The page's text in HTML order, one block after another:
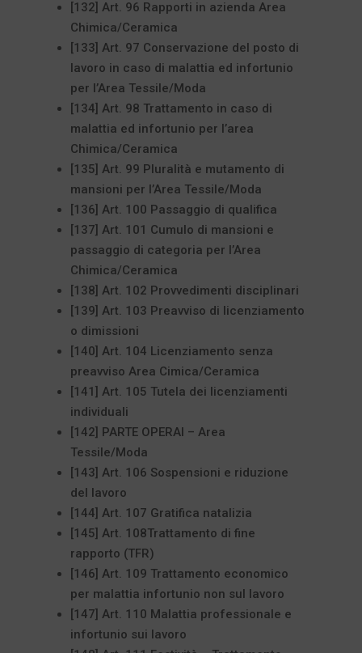
[132] Art. 96 Rapporti in azienda Area
Chimica/Ceramica
[133] Art. 97 Conservazione del posto di
lavoro in caso di malattia ed infortunio
per l’Area Tessile/Moda
[134] Art. 98 Trattamento in caso di
malattia ed infortunio per l’area
Chimica/Ceramica
[135] Art. 99 Pluralità e mutamento di
mansioni per l’Area Tessile/Moda
[136] Art. 100 Passaggio di qualifica
[137] Art. 101 Cumulo di mansioni e
passaggio di categoria per l’Area
Chimica/Ceramica
[138] Art. 102 Provvedimenti disciplinari
[139] Art. 103 Preavviso di licenziamento
o dimissioni
[140] Art. 104 Licenziamento senza
preavviso Area Cimica/Ceramica
[141] Art. 105 Tutela dei licenziamenti
individuali
[142] PARTE OPERAI – Area
Tessile/Moda
[143] Art. 106 Sospensioni e riduzione
del lavoro
[144] Art. 107 Gratifica natalizia
[145] Art. 108Trattamento di fine
rapporto (TFR)
[146] Art. 109 Trattamento economico
per malattia infortunio non sul lavoro
[147] Art. 110 Malattia professionale e
infortunio sui lavoro